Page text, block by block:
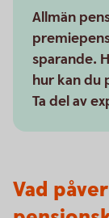
Allmän
sparande.
hur kan du
Ta del av
Vad